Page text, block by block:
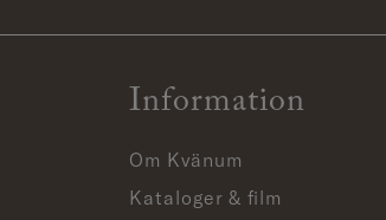
Information
Om Kvänum
Kataloger & film